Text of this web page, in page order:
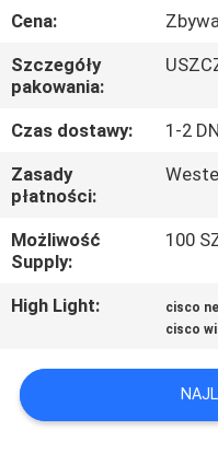
KONTROLA
JAKOŚCI
SKONTAKTUJ
SIĘ
Z
NAMI
SPRAWY
Cena:
Szczegóły
pakowania:
Czas dostawy:
1-2
Zasady
płatności:
Możliwość
Supply:
100
High Light: cisco
cisco